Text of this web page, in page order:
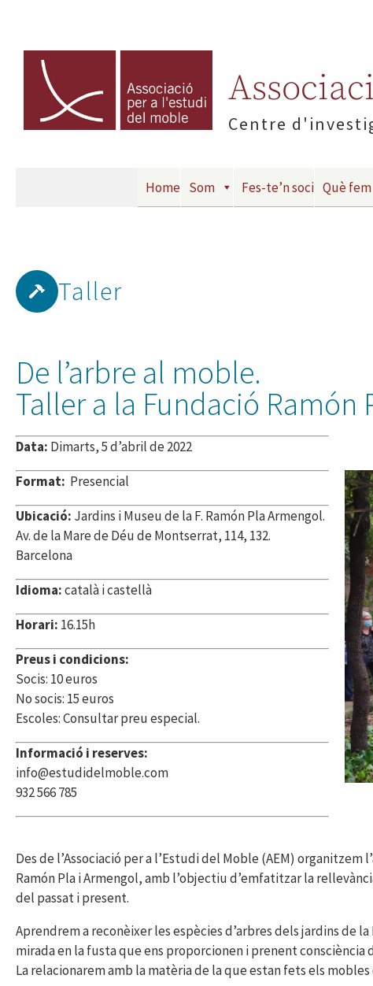
Centre
Home Som Fes-te’n soci Què fem
Taller
De l’arbre al moble.
Taller a la Fundació Ramón
Data: Dimarts, 5 d’abril de 2022
Format: Presencial
Ubicació: Jardins i Museu de la F. Ramón Pla Armengol.
Av. de la Mare de Déu de Montserrat, 114, 132.
Barcelona
Idioma:català i castellà
Horari: 16.15h
Preus i condicions:
Socis: 10 euros
No socis: 15 euros
Escoles: Consultar preu especial.
Informació i reserves:
info@estudidelmoble.com
932 566 785
Des de l’Associació per a l’Estudi del Moble (AEM)
Ramón Pla i Armengol, amb l’objectiu d’emfatitzar la
del passat i present.
Aprendrem a reconèixer les espècies d’arbres dels jardins de
mirada en la fusta que ens proporcionen i prenent
La relacionarem amb la matèria de la que estan fets els